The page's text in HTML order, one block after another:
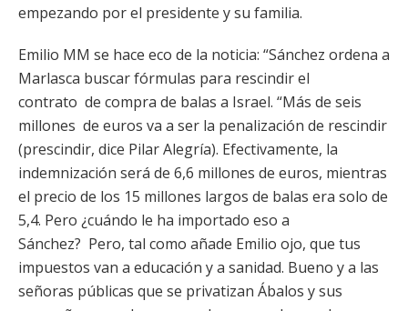
empezando por el presidente y su familia.
Emilio MM se hace eco de la noticia: “Sánchez ordena a
Marlasca buscar fórmulas para rescindir el
contrato de compra de balas a Israel. “Más de seis
millones de euros va a ser la penalización de rescindir
(prescindir, dice Pilar Alegría). Efectivamente, la
indemnización será de 6,6 millones de euros, mientras
el precio de los 15 millones largos de balas era solo de
5,4. Pero ¿cuándo le ha importado eso a
Sánchez? Pero, tal como añade Emilio ojo, que tus
impuestos van a educación y a sanidad. Bueno y a las
señoras públicas que se privatizan Ábalos y sus